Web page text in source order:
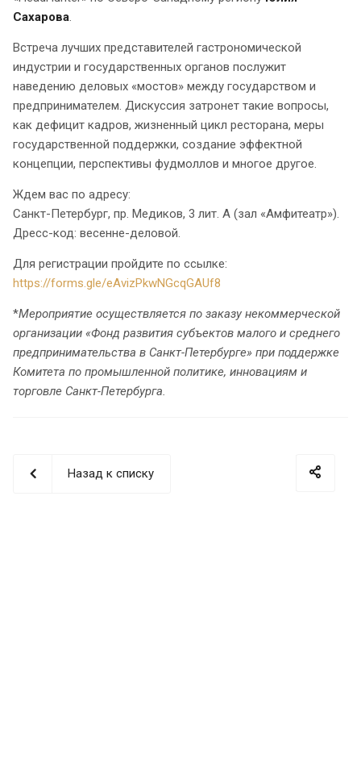
Сахарова.
Встреча лучших представителей гастрономической
индустрии и государственных органов послужит
наведению деловых «мостов» между государством и
предпринимателем. Дискуссия затронет такие вопросы,
как дефицит кадров, жизненный цикл ресторана, меры
государственной поддержки, создание эффектной
концепции, перспективы фудмоллов и многое другое.
Ждем вас по адресу:
Санкт-Петербург, пр. Медиков, 3 лит. А (зал «Амфитеатр»).
Дресс-код: весенне-деловой.
Для регистрации пройдите по ссылке:
https://forms.gle/eAvizPkwNGcqGAUf8
*Мероприятие осуществляется по заказу некоммерческой
организации «Фонд развития субъектов малого и среднего
предпринимательства в Санкт-Петербурге» при поддержке
Комитета по промышленной политике, инновациям и
торговле Санкт-Петербурга.
Назад к списку